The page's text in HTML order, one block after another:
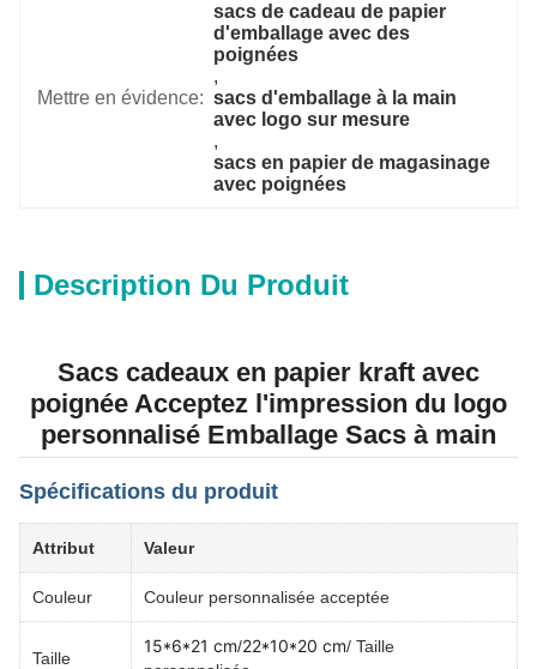
Mettre en évidence:
sacs de cadeau de papier
d'emballage avec des
poignées
,
sacs d'emballage à la main
avec logo sur mesure
,
sacs en papier de magasinage
avec poignées
Description Du Produit
Sacs cadeaux en papier kraft avec
poignée Acceptez l'impression du logo
personnalisé Emballage Sacs à main
Spécifications du produit
Attribut Valeur
Couleur Couleur personnalisée acceptée
Taille
15*6*21 cm/22*10*20 cm/ Taille